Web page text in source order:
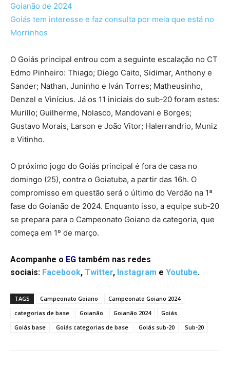
Goianão de 2024
Goiás tem interesse e faz consulta por meia que está no
Morrinhos
O Goiás principal entrou com a seguinte escalação no CT
Edmo Pinheiro: Thiago; Diego Caito, Sidimar, Anthony e
Sander; Nathan, Juninho e Iván Torres; Matheusinho,
Denzel e Vinícius. Já os 11 iniciais do sub-20 foram estes:
Murillo; Guilherme, Nolasco, Mandovani e Borges;
Gustavo Morais, Larson e João Vitor; Halerrandrio, Muniz
e Vitinho.
O próximo jogo do Goiás principal é fora de casa no
domingo (25), contra o Goiatuba, a partir das 16h. O
compromisso em questão será o último do Verdão na 1ª
fase do Goianão de 2024. Enquanto isso, a equipe sub-20
se prepara para o Campeonato Goiano da categoria, que
começa em 1º de março.
Acompanhe o EG também nas redes
sociais: Facebook, Twitter, Instagram e Youtube.
TAGS Campeonato Goiano
Campeonato Goiano 2024
categorias de base
Goianão Goianão 2024
Goiás
Goiás base
Goiás categorias de base Goiás sub-20 Sub-20